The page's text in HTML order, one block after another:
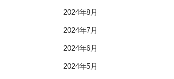
2024年8月
2024年7月
2024年6月
2024年5月